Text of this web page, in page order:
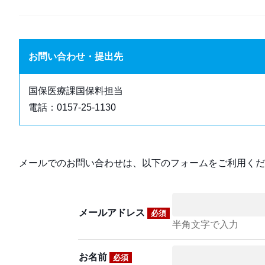
お問い合わせ・提出先
国保医療課国保料担当
電話：0157-25-1130
メールでのお問い合わせは、以下のフォームをご利用く
メールアドレス 必須
半角文字で入力
お名前 必須